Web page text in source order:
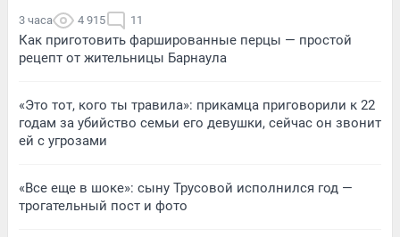
3 часа 4 915 11
Как приготовить фаршированные перцы — простой
рецепт от жительницы Барнаула
«Это тот, кого ты травила»: прикамца приговорили к 22
годам за убийство семьи его девушки, сейчас он звонит
ей с угрозами
«Все еще в шоке»: сыну Трусовой исполнился год —
трогательный пост и фото